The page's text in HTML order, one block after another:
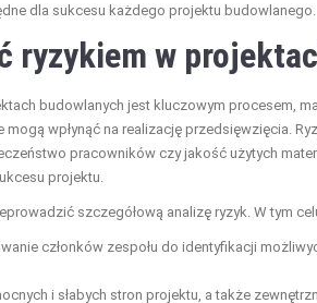
dla sukcesu każdego projektu budowlanego.
ryzykiem w
budowlanych jest kluczowym procesem,
wpłynąć na realizację przedsięwzięcia.
pracowników czy jakość użytych
projektu.
szczegółową analizę ryzyk. W tym
członków zespołu do identyfikacji
i słabych stron projektu, a także